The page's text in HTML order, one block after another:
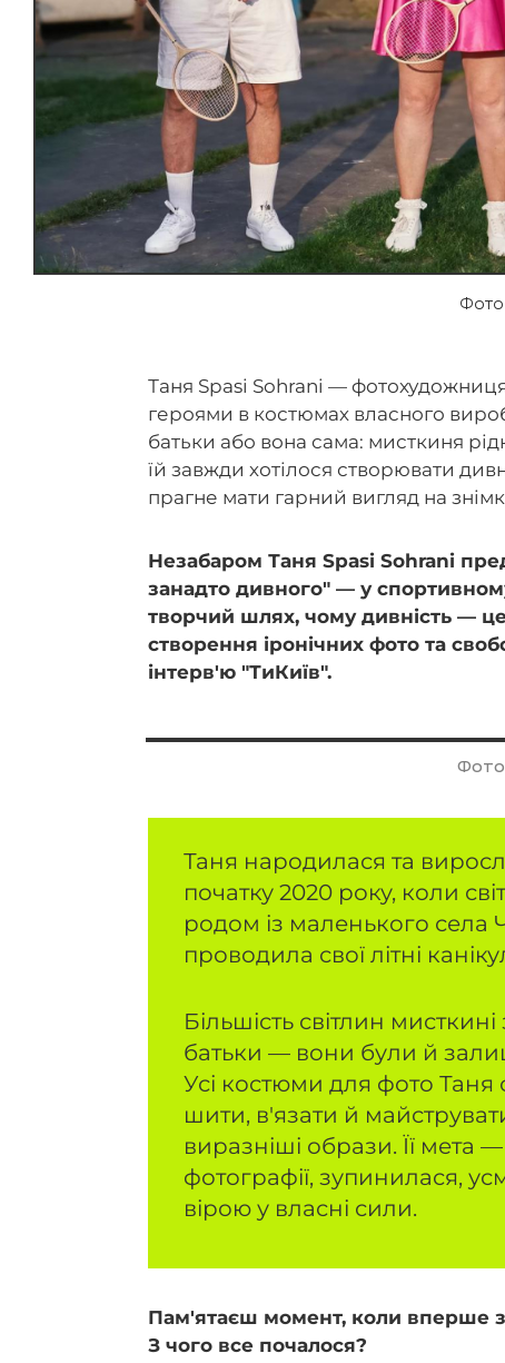
Таня Spasi Sohrani —
героями в костюмах власного
батьки або вона сама: мисткиня
їй завжди хотілося створювати
прагне мати гарний вигляд на
Незабаром Таня Spasi Sohrani
занадто дивного" — у
творчий шлях, чому дивність —
створення іронічних фото та
інтерв'ю "ТиКиїв".
Таня народилася та
початку 2020 року, коли
родом із маленького
проводила свої літні
Більшість світлин
батьки — вони були й
Усі костюми для фото
шити, в'язати й
виразніші образи. Її мета
фотографії, зупинилася,
вірою у власні сили.
Пам'ятаєш момент, коли вперше
З чого все почалося?